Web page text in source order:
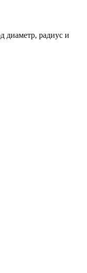
диаметр, радиус и